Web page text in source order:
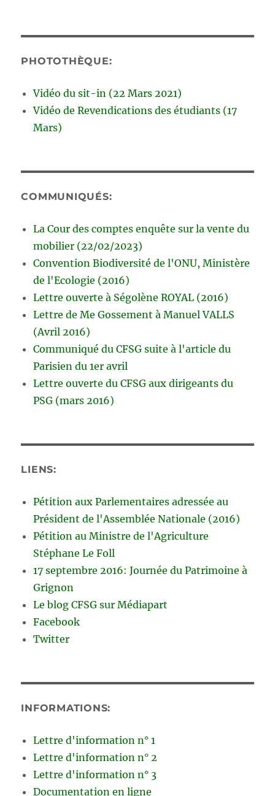
PHOTOTHÈQUE:
Vidéo du sit-in (22 Mars 2021)
Vidéo de Revendications des étudiants (17
Mars)
COMMUNIQUÉS:
La Cour des comptes enquête sur la vente du
mobilier (22/02/2023)
Convention Biodiversité de l'ONU, Ministère
de l'Ecologie (2016)
Lettre ouverte à Ségolène ROYAL (2016)
Lettre de Me Gossement à Manuel VALLS
(Avril 2016)
Communiqué du CFSG suite à l'article du
Parisien du 1er avril
Lettre ouverte du CFSG aux dirigeants du
PSG (mars 2016)
LIENS:
Pétition aux Parlementaires adressée au
Président de l'Assemblée Nationale (2016)
Pétition au Ministre de l'Agriculture
Stéphane Le Foll
17 septembre 2016: Journée du Patrimoine à
Grignon
Le blog CFSG sur Médiapart
Facebook
Twitter
INFORMATIONS:
Lettre d'information n° 1
Lettre d'information n° 2
Lettre d'information n° 3
Documentation en ligne